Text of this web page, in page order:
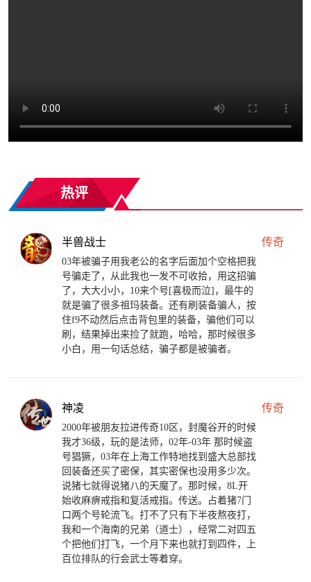
热评
半兽战士 传奇
03年被骗子用我老公的名字后面加个空格把我
号骗走了，从此我也一发不可收拾，用这招骗
了，大大小小，10来个号[喜极而泣]，最牛的
就是骗了很多祖玛装备。还有刷装备骗人，按
住f9不动然后点击背包里的装备，骗他们可以
刷，结果掉出来捡了就跑，哈哈，那时候很多
小白，用一句话总结，骗子都是被骗者。
神凌 传奇
2000年被朋友拉进传奇10区，封魔谷开的时候
我才36级，玩的是法师，02年-03年 那时候盗
号猖獗，03年在上海工作特地找到盛大总部找
回装备还买了密保，其实密保也没用多少次。
说猪七就得说猪八的天魔了。那时候，8L开
始收麻痹戒指和复活戒指。传送。占着猪7门
口两个号轮流飞。打不了只有下半夜熬夜打，
我和一个海南的兄弟（道士），经常二对四五
个把他们打飞，一个月下来也就打到四件，上
百位排队的行会武士等着穿。